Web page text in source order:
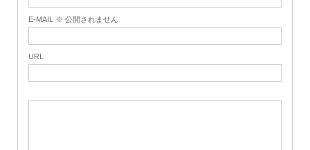
E-MAIL ※ 公開されません
URL